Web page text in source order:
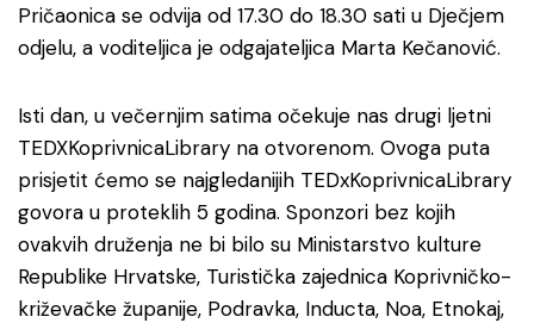
Pričaonica se odvija od 17.30 do 18.30 sati u Dječjem
odjelu, a voditeljica je odgajateljica Marta Kečanović.
Isti dan, u večernjim satima očekuje nas drugi ljetni
TEDXKoprivnicaLibrary na otvorenom. Ovoga puta
prisjetit ćemo se najgledanijih TEDxKoprivnicaLibrary
govora u proteklih 5 godina. Sponzori bez kojih
ovakvih druženja ne bi bilo su Ministarstvo kulture
Republike Hrvatske, Turistička zajednica Koprivničko-
križevačke županije, Podravka, Inducta, Noa, Etnokaj,